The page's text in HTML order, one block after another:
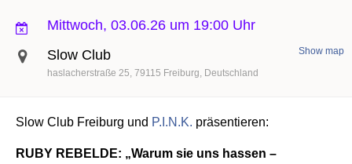
Mittwoch, 03.06.26 um 19:00 Uhr
Slow Club
haslacherstraße 25 79115 Freiburg Deutschland
Show map
Slow Club Freiburg und P.I.N.K. präsentieren:
RUBY REBELDE: „Warum sie uns hassen –